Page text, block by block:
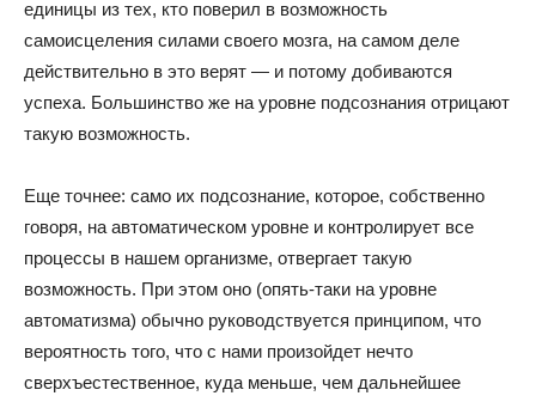
единицы из тех, кто поверил в возможность
самоисцеления силами своего мозга, на самом деле
действительно в это верят — и потому добиваются
успеха. Большинство же на уровне подсознания отрицают
такую возможность.
Еще точнее: само их подсознание, которое, собственно
говоря, на автоматическом уровне и контролирует все
процессы в нашем организме, отвергает такую
возможность. При этом оно (опять-таки на уровне
автоматизма) обычно руководствуется принципом, что
вероятность того, что с нами произойдет нечто
сверхъестественное, куда меньше, чем дальнейшее